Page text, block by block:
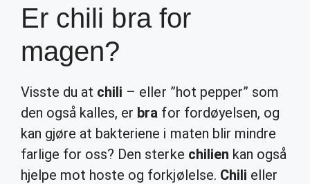
Er chili bra for
magen?
Visste du at chili – eller ”hot pepper” som
den også kalles, er bra for fordøyelsen, og
kan gjøre at bakteriene i maten blir mindre
farlige for oss? Den sterke chilien kan også
hjelpe mot hoste og forkjølelse. Chili eller